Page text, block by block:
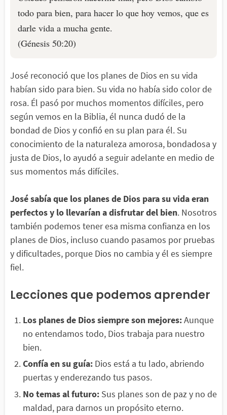
todo para bien, para hacer lo que hoy vemos, que es
darle vida a mucha gente.
(Génesis 50:20)
José reconoció que los planes de Dios en su vida
habían sido para bien. Su vida no había sido color de
rosa. Él pasó por muchos momentos difíciles, pero
según vemos en la Biblia, él nunca dudó de la
bondad de Dios y confió en su plan para él. Su
conocimiento de la naturaleza amorosa, bondadosa y
justa de Dios, lo ayudó a seguir adelante en medio de
sus momentos más difíciles.
José sabía que los planes de Dios para su vida eran
perfectos y lo llevarían a disfrutar del bien. Nosotros
también podemos tener esa misma confianza en los
planes de Dios, incluso cuando pasamos por pruebas
y dificultades, porque Dios no cambia y él es siempre
fiel.
Lecciones que podemos aprender
Los planes de Dios siempre son mejores:Aunque
no entendamos todo, Dios trabaja para nuestro
bien.
Confía en su guía: Dios está a tu lado, abriendo
puertas y enderezando tus pasos.
No temas al futuro: Sus planes son de paz y no de
maldad, para darnos un propósito eterno.